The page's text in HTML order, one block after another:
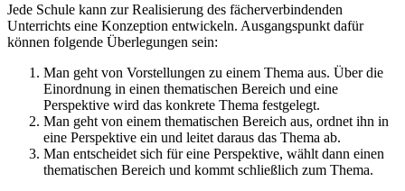
Jede Schule kann zur Realisierung des fächerverbindenden
Unterrichts eine Konzeption entwickeln. Ausgangspunkt dafür
können folgende Überlegungen sein:
Man geht von Vorstellungen zu einem Thema aus. Über die
Einordnung in einen thematischen Bereich und eine
Perspektive wird das konkrete Thema festgelegt.
Man geht von einem thematischen Bereich aus, ordnet ihn in
eine Perspektive ein und leitet daraus das Thema ab.
Man entscheidet sich für eine Perspektive, wählt dann einen
thematischen Bereich und kommt schließlich zum Thema.